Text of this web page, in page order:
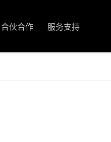
合伙合作 服务支持